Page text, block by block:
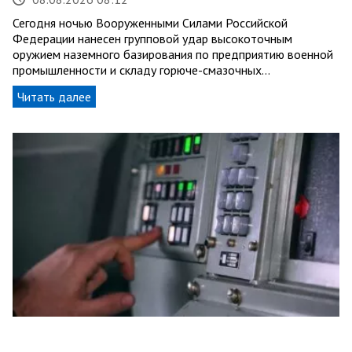
Сегодня ночью Вооруженными Силами Российской
Федерации нанесен групповой удар высокоточным
оружием наземного базирования по предприятию военной
промышленности и складу горюче-смазочных…
Читать далее